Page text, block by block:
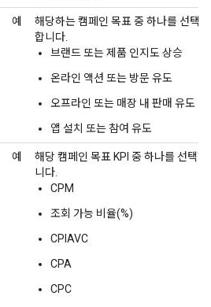
예
해당하는 캠페인 목표 중 하나를 선택
합니다.
브랜드 또는 제품 인지도 상승
온라인 액션 또는 방문 유도
오프라인 또는 매장 내 판매 유도
앱 설치 또는 참여 유도
예
해당 캠페인 목표 KPI 중 하나를 선택합
니다.
CPM
조회 가능 비율(%)
CPIAVC
CPA
CPC